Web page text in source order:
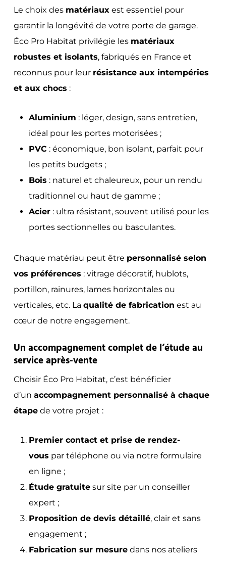
Le choix des matériauxest essentiel pour
garantir la longévité de votre porte de garage.
Éco Pro Habitat privilégie les matériaux
robustes et isolants, fabriqués en France et
reconnus pour leur résistance aux intempéries
et aux chocs :
Aluminium : léger, design, sans entretien,
idéal pour les portes motorisées ;
PVC : économique, bon isolant, parfait pour
les petits budgets ;
Bois : naturel et chaleureux, pour un rendu
traditionnel ou haut de gamme ;
Acier: ultra résistant, souvent utilisé pour les
portes sectionnelles ou basculantes.
Chaque matériau peut être personnalisé selon
vos préférences : vitrage décoratif, hublots,
portillon, rainures, lames horizontales ou
verticales, etc. La qualité de fabrication est au
cœur de notre engagement.
Un accompagnement complet de l’étude au
service après-vente
Choisir Éco Pro Habitat, c’est bénéficier
d’un accompagnement personnalisé à chaque
étapede votre projet :
Premier contact et prise de rendez-
vous par téléphone ou via notre formulaire
en ligne ;
Étude gratuitesur site par un conseiller
expert ;
Proposition de devis détaillé, clair et sans
engagement ;
Fabrication sur mesuredans nos ateliers